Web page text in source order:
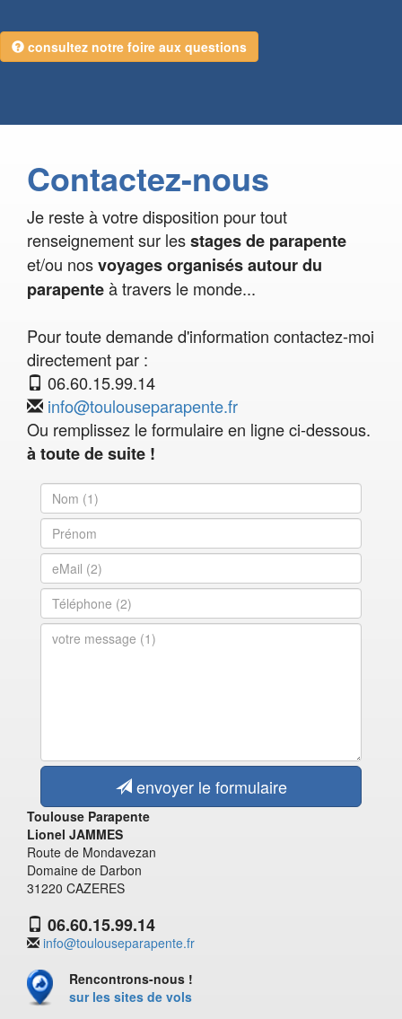
consultez notre foire aux questions
Contactez-nous
Je reste à votre disposition pour tout
renseignement sur lesstages de parapente
et/ou nosvoyages organisés autour du
parapenteà travers le monde...
Pour toute demande d'information contactez-moi
directement par :
06.60.15.99.14
info@toulouseparapente.fr
Ou remplissez le formulaire en ligne ci-dessous.
à toute de suite !
envoyer le formulaire
Toulouse Parapente
Lionel JAMMES
Route de Mondavezan
Domaine de Darbon
31220 CAZERES
06.60.15.99.14
info@toulouseparapente.fr
Rencontrons-nous !
sur les sites de vols